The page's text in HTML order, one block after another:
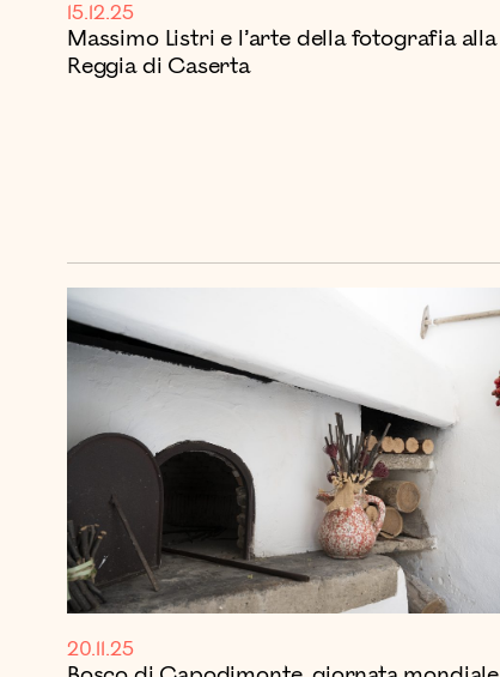
15.12.25
Massimo Listri e l’arte della fotografia alla
Reggia di Caserta
20.11.25